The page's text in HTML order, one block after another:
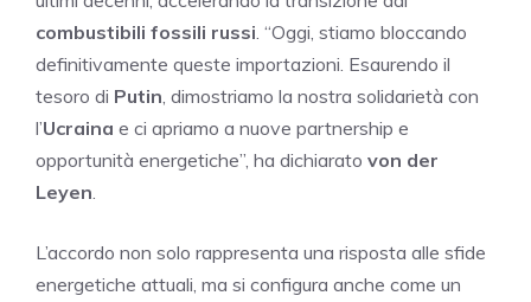
combustibili fossili russi. “Oggi, stiamo bloccando
definitivamente queste importazioni. Esaurendo il
tesoro di Putin, dimostriamo la nostra solidarietà con
l’Ucraina e ci apriamo a nuove partnership e
opportunità energetiche”, ha dichiarato von der
Leyen.
L’accordo non solo rappresenta una risposta alle sfide
energetiche attuali, ma si configura anche come un